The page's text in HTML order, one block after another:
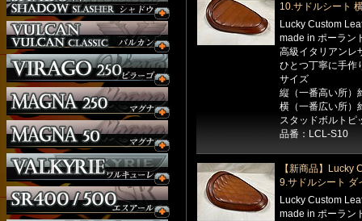
10.サドルシート
Lucky Custom
made in ポーラン
高級イタリアンレ
ひとつ丁寧に手作
サイズ
縦（一番高い所）
横（一番広い所）
スタッドボルトピ
品番：LCL-S10
【新商品】Lucky
9.サドルシート ダ
Lucky Custom
made in ポーラン